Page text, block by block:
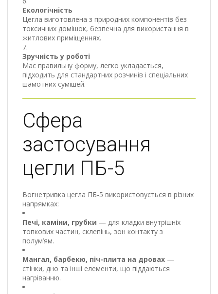
Екологічність
Цегла виготовлена з природних компонентів без
токсичних домішок, безпечна для використання в
житлових приміщеннях.
Зручність у роботі
Має правильну форму, легко укладається,
підходить для стандартних розчинів і спеціальних
шамотних сумішей.
Сфера
застосування
цегли ПБ-5
Вогнетривка цегла ПБ-5 використовується в різних
напрямках:
Печі, каміни, грубки — для кладки внутрішніх
топкових частин, склепінь, зон контакту з
полум’ям.
Мангал, барбекю, піч-плита на дровах —
стінки, дно та інші елементи, що піддаються
нагріванню.